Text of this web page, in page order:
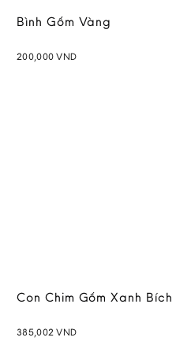
Bình Gốm Vàng
200,000VND
Con Chim Gốm Xanh Bích
385,002VND